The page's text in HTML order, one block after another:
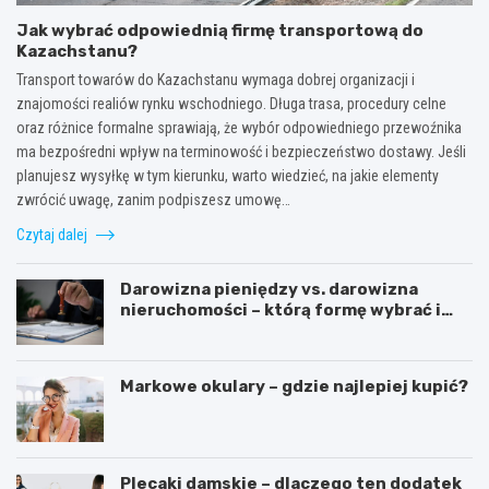
Jak wybrać odpowiednią firmę transportową do
Kazachstanu?
Transport towarów do Kazachstanu wymaga dobrej organizacji i
znajomości realiów rynku wschodniego. Długa trasa, procedury celne
oraz różnice formalne sprawiają, że wybór odpowiedniego przewoźnika
ma bezpośredni wpływ na terminowość i bezpieczeństwo dostawy. Jeśli
planujesz wysyłkę w tym kierunku, warto wiedzieć, na jakie elementy
zwrócić uwagę, zanim podpiszesz umowę…
Czytaj dalej
Darowizna pieniędzy vs. darowizna
nieruchomości – którą formę wybrać i
Markowe okulary – gdzie najlepiej kupić?
Plecaki damskie – dlaczego ten dodatek